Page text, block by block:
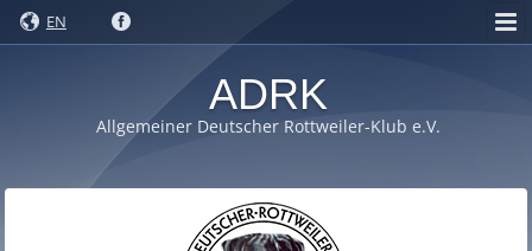
EN
ADRK
Allgemeiner Deutscher Rottweiler-Klub e.V.